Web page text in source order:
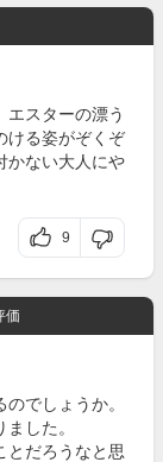
エスターの漂う
ける姿がぞくぞ
かない大人にや
9
価
でしょうか。
した。
とだろうなと思